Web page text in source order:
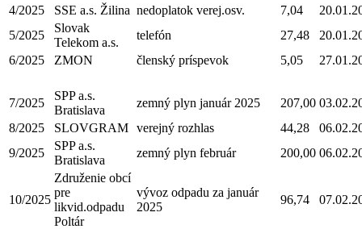
4/2025 SSE a.s. Žilina nedoplatok verej.osv. 7,04
5/2025
Slovak
Telekom a.s.
telefón 27,48
6/2025
ZMON členský príspevok 5,05
7/2025
SPP a.s.
Bratislava
zemný plyn január 2025 207,00
8/2025
SLOVGRAM verejný rozhlas 44,28
9/2025
SPP a.s.
Bratislava
zemný plyn február 200,00
10/2025
Združenie obcí
pre
likvid.odpadu
Poltár
vývoz odpadu za január
2025
96,74